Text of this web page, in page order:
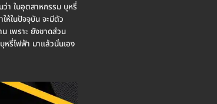
า ในอุตสาหกรรม บุหรี่
ห้ในปัจจุบัน จะมีตัว
เพราะ ยังขาดส่วน
หรี่ไฟฟ้า มาแล้วนั่นเอง